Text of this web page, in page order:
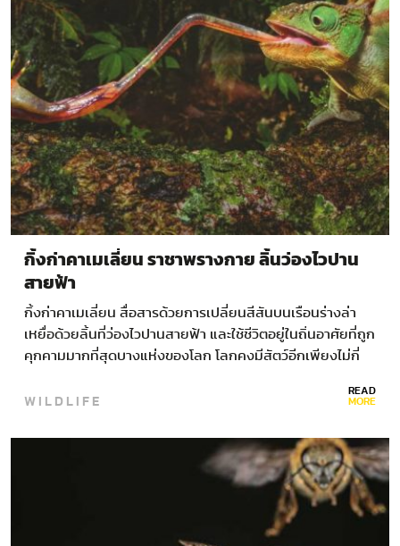
กิ้งก่าคาเมเลี่ยน ราชาพรางกาย ลิ้นว่องไวปาน
สายฟ้า
กิ้งก่าคาเมเลี่ยน สื่อสารด้วยการเปลี่ยนสีสันบนเรือนร่างล่า
เหยื่อด้วยลิ้นที่ว่องไวปานสายฟ้า และใช้ชีวิตอยู่ในถิ่นอาศัยที่ถูก
คุกคามมากที่สุดบางแห่งของโลก โลกคงมีสัตว์อีกเพียงไม่กี่
ทางสรีระอันน่าอัศจรรย์ ตั้งแต่ลิ้นที่ยาวกว่าลำตัวพุ่งออกไป
WILDLIFE READ
MORE